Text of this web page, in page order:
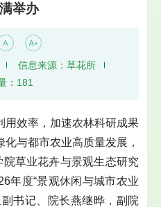
举办
信息来源：草花所
： 181
用效率，加速农林科研成果
与都市农业高质量发展，
草业花卉与景观生态研究
年度“景观休闲与城市农业
书记、院长燕继晔，副院